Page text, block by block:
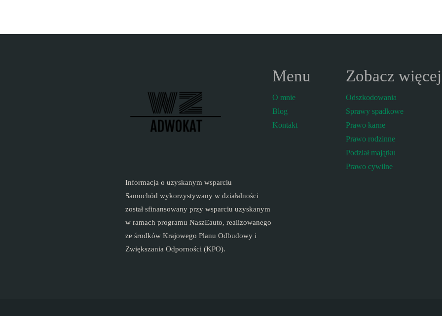
Informacja o uzyskanym wsparciu
Samochód wykorzystywany w działalności
został sfinansowany przy wsparciu uzyskanym
w ramach programu NaszEauto, realizowanego
ze środków Krajowego Planu Odbudowy i
Zwiększania Odporności (KPO).
Menu
O mnie
Blog
Kontakt
Zobacz więcej
Odszkodowania
Sprawy spadkowe
Prawo karne
Prawo rodzinne
Podział majątku
Prawo cywilne